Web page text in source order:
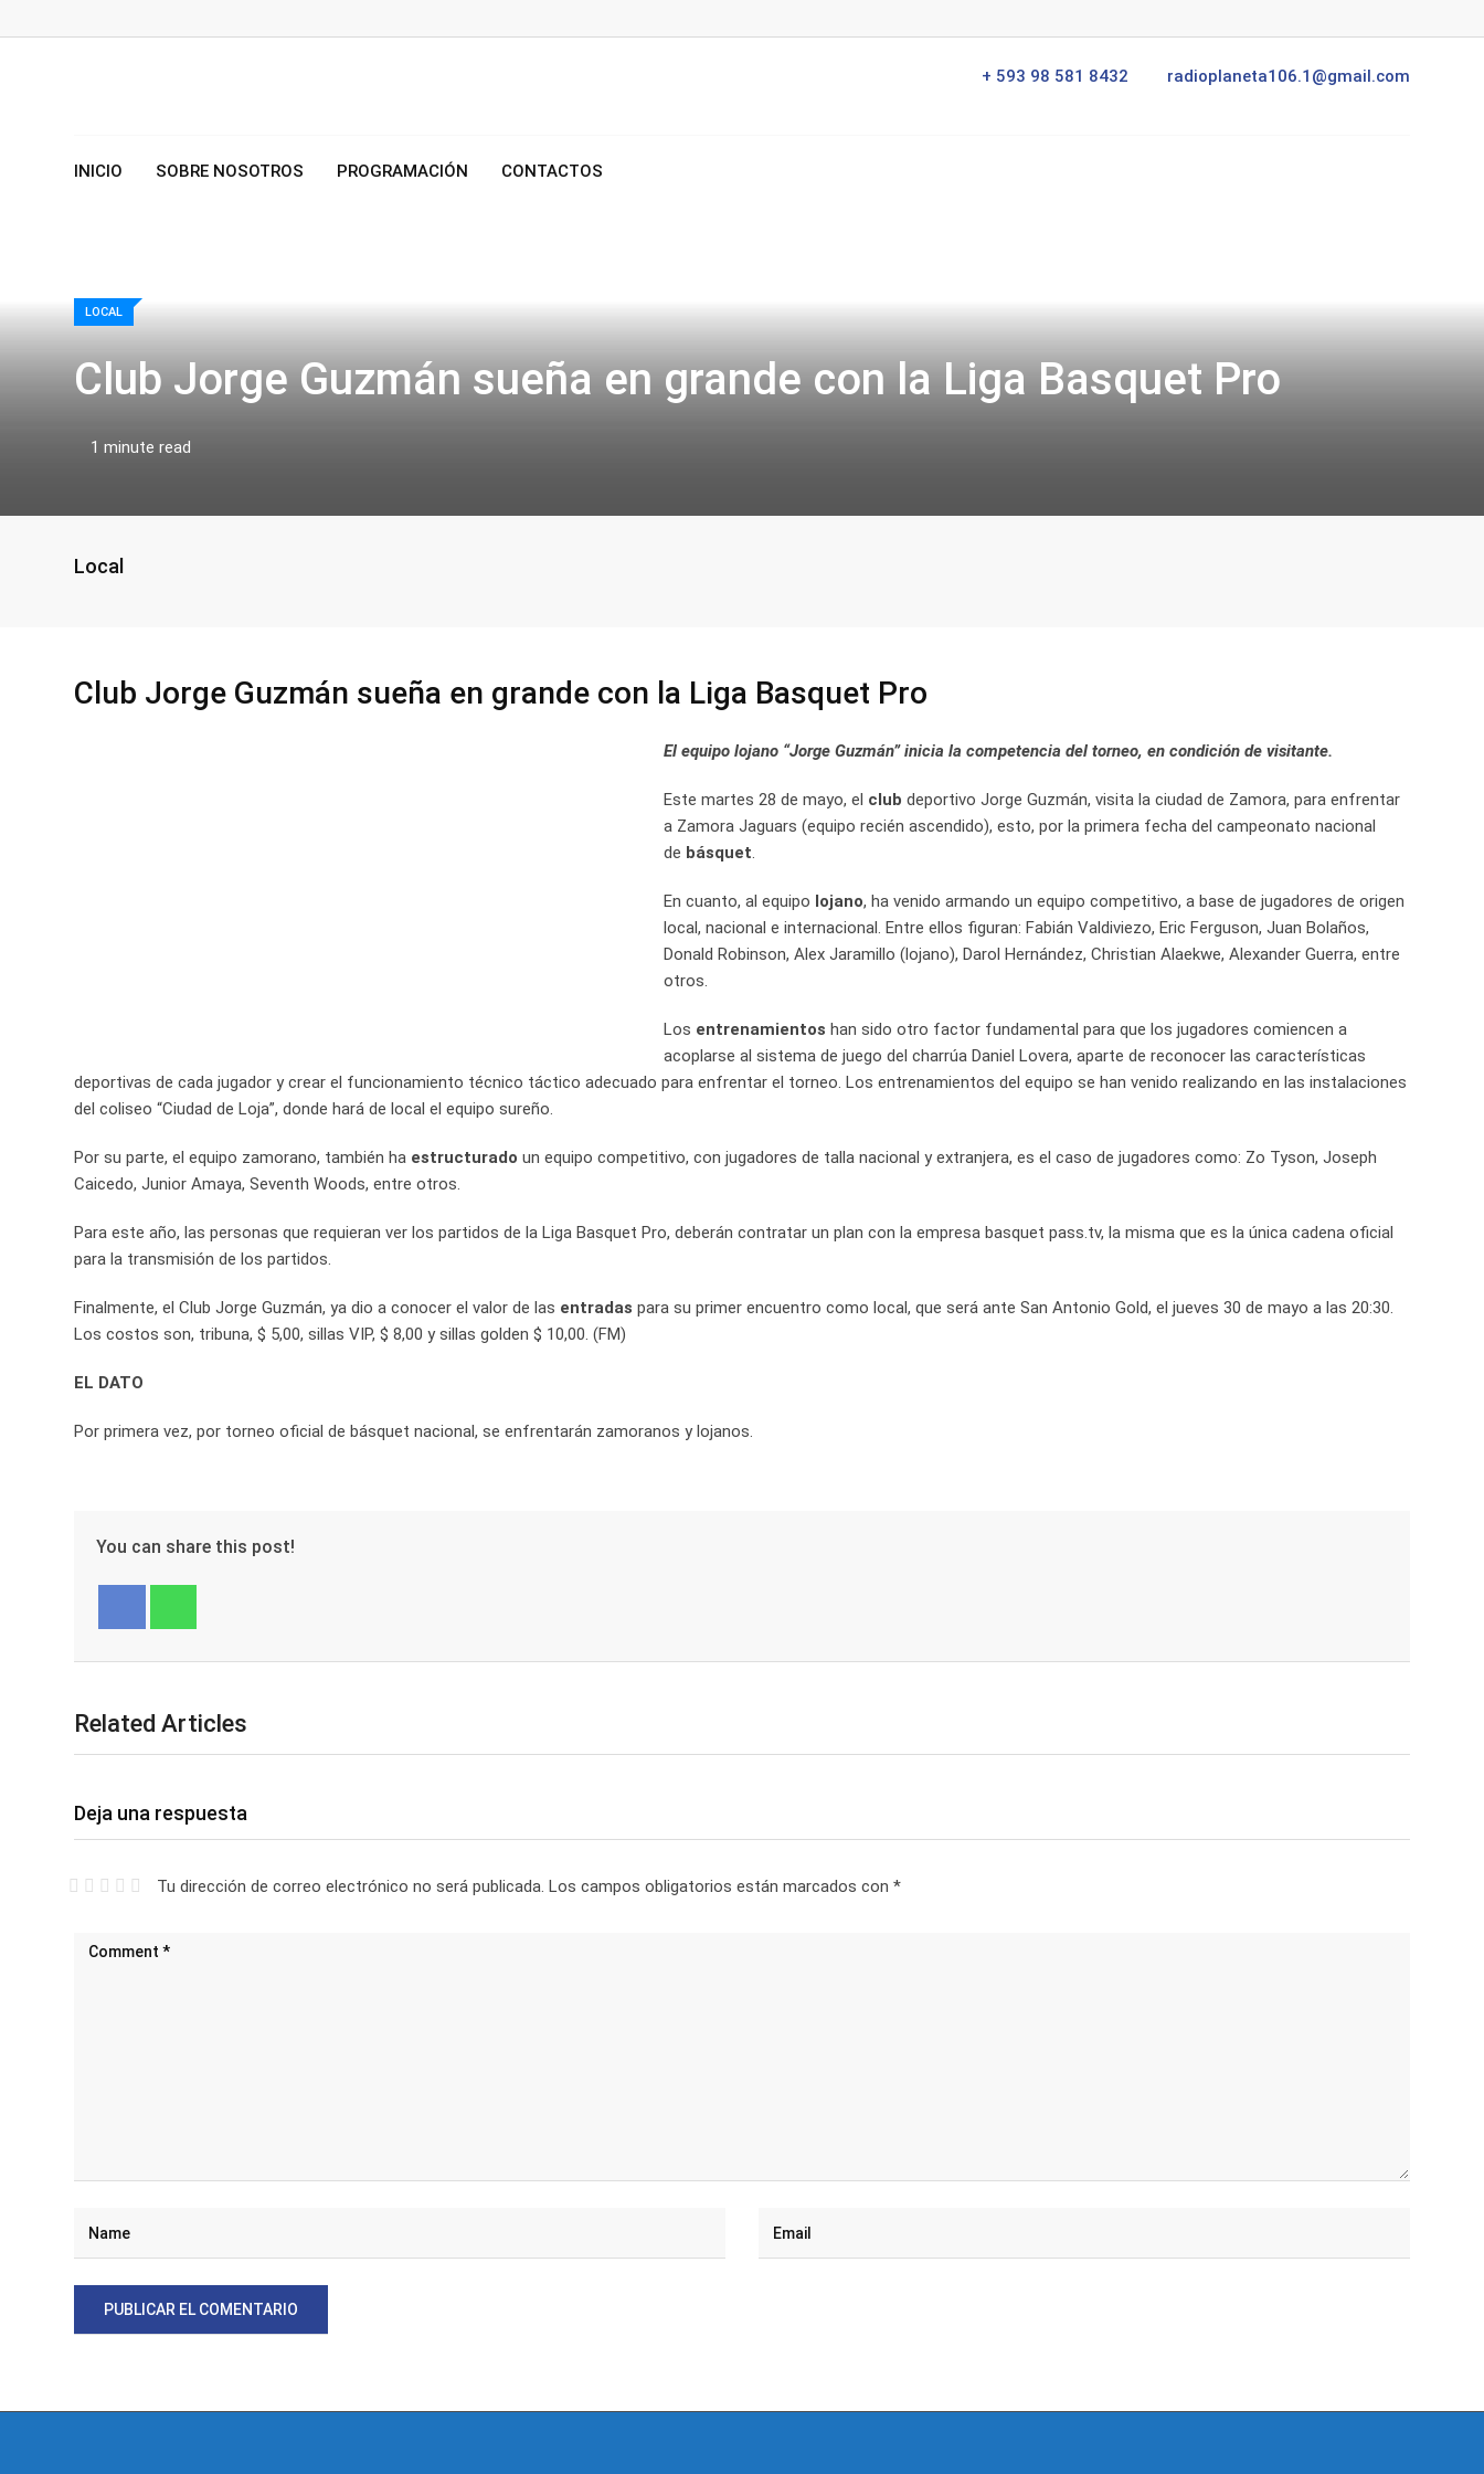
to
+ 593 98 581 8432 radioplaneta106.1@gmail.com
INICIO SOBRE NOSOTROS PROGRAMACIÓN CONTACTOS
LOCAL
Club Jorge Guzmán sueña en grande con la Liga Basquet Pro
1 minute read
Local
Club Jorge Guzmán sueña en grande con la Liga Basquet Pro
El equipo lojano “Jorge Guzmán” inicia la competencia del torneo, en condición de visitante.
Este martes 28 de mayo, el club deportivo Jorge Guzmán, visita la ciudad de Zamora, para enfrentar
a Zamora Jaguars (equipo recién ascendido), esto, por la primera fecha del campeonato nacional
de básquet.
En cuanto, al equipo lojano, ha venido armando un equipo competitivo, a base de jugadores de origen
local, nacional e internacional. Entre ellos figuran: Fabián Valdiviezo, Eric Ferguson, Juan Bolaños,
Donald Robinson, Alex Jaramillo (lojano), Darol Hernández, Christian Alaekwe, Alexander Guerra, entre
otros.
Los entrenamientos han sido otro factor fundamental para que los jugadores comiencen a
acoplarse al sistema de juego del charrúa Daniel Lovera, aparte de reconocer las características
deportivas de cada jugador y crear el funcionamiento técnico táctico adecuado para enfrentar el torneo. Los entrenamientos del equipo se han venido realizando en las instalaciones
del coliseo “Ciudad de Loja”, donde hará de local el equipo sureño.
Por su parte, el equipo zamorano, también ha estructurado un equipo competitivo, con jugadores de talla nacional y extranjera, es el caso de jugadores como: Zo Tyson, Joseph
Caicedo, Junior Amaya, Seventh Woods, entre otros.
Para este año, las personas que requieran ver los partidos de la Liga Basquet Pro, deberán contratar un plan con la empresa basquet pass.tv, la misma que es la única cadena oficial
para la transmisión de los partidos.
Finalmente, el Club Jorge Guzmán, ya dio a conocer el valor de las entradas para su primer encuentro como local, que será ante San Antonio Gold, el jueves 30 de mayo a las 20:30.
Los costos son, tribuna, $ 5,00, sillas VIP, $ 8,00 y sillas golden $ 10,00. (FM)
EL DATO
Por primera vez, por torneo oficial de básquet nacional, se enfrentarán zamoranos y lojanos.
You can share this post!
Related Articles
Deja una respuesta
Tu dirección de correo electrónico no será publicada. Los campos obligatorios están marcados con *